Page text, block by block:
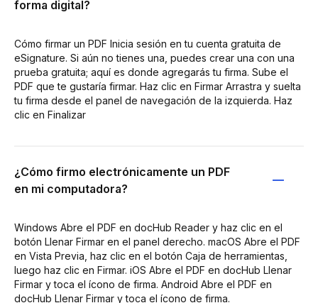
forma digital?
Cómo firmar un PDF Inicia sesión en tu cuenta gratuita de
eSignature. Si aún no tienes una, puedes crear una con una
prueba gratuita; aquí es donde agregarás tu firma. Sube el
PDF que te gustaría firmar. Haz clic en Firmar Arrastra y suelta
tu firma desde el panel de navegación de la izquierda. Haz
clic en Finalizar
¿Cómo firmo electrónicamente un PDF
en mi computadora?
Windows Abre el PDF en docHub Reader y haz clic en el
botón Llenar Firmar en el panel derecho. macOS Abre el PDF
en Vista Previa, haz clic en el botón Caja de herramientas,
luego haz clic en Firmar. iOS Abre el PDF en docHub Llenar
Firmar y toca el ícono de firma. Android Abre el PDF en
docHub Llenar Firmar y toca el ícono de firma.